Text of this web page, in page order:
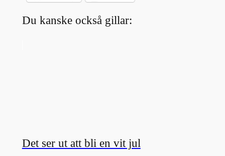
Du kanske också gillar:
Det ser ut att bli en vit jul